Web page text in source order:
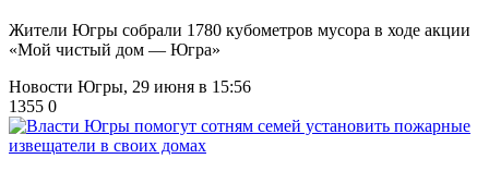
Жители Югры собрали 1780 кубометров мусора в ходе акции
«Мой чистый дом — Югра»
Новости Югры, 29 июня в 15:56
1355 0